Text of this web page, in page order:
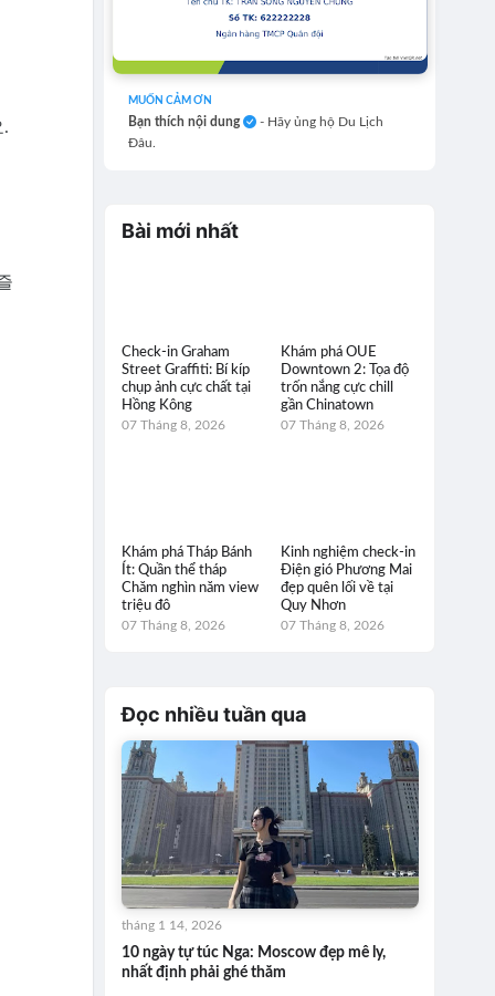
.
MUỐN CẢM ƠN
Bạn thích nội dung
- Hãy ủng hộ Du Lịch
Đâu.
Bài mới nhất
Check-in Graham
Street Graffiti: Bí kíp
chụp ảnh cực chất tại
Hồng Kông
07 Tháng 8, 2026
Khám phá OUE
Downtown 2: Tọa độ
trốn nắng cực chill
gần Chinatown
07 Tháng 8, 2026
Khám phá Tháp Bánh
Ít: Quần thể tháp
Chăm nghìn năm view
triệu đô
07 Tháng 8, 2026
Kinh nghiệm check-in
Điện gió Phương Mai
đẹp quên lối về tại
Quy Nhơn
07 Tháng 8, 2026
Đọc nhiều tuần qua
10 ngày tự túc Nga: Moscow đẹp mê ly,
nhất định phải ghé thăm
tháng 1 14, 2026